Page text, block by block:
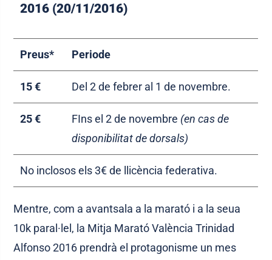
2016 (20/11/2016)
Preus* Periode
15 € Del 2 de febrer al 1 de novembre.
25 € FIns el 2 de novembre (en cas de
disponibilitat de dorsals)
No inclosos els 3€ de llicència federativa.
Mentre, com a avantsala a la marató i a la seua
10k paral·lel, la Mitja Marató València Trinidad
Alfonso 2016 prendrà el protagonisme un mes